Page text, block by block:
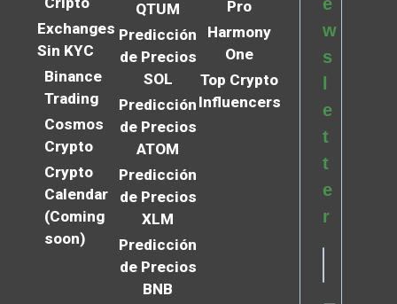
Exchanges
Sin KYC
Binance
Trading
Cosmos
Crypto
Crypto
Calendar
(Coming
soon)
QTUM
Predicción
de Precios
SOL
Predicción
de Precios
ATOM
Predicción
de Precios
XLM
Predicción
de Precios
BNB
Pro
Harmony
One
Top Crypto
Influencers
w
s
e
t
t
e
r